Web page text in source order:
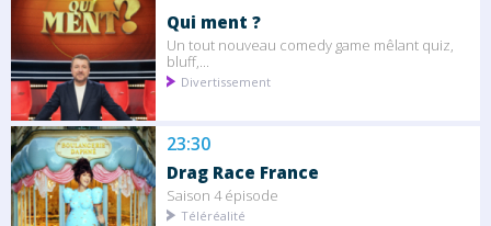
Qui ment ?
Un tout nouveau comedy game mêlant quiz,
bluff,...
Divertissement
23:30
Drag Race France
Saison 4 épisode
Téléréalité